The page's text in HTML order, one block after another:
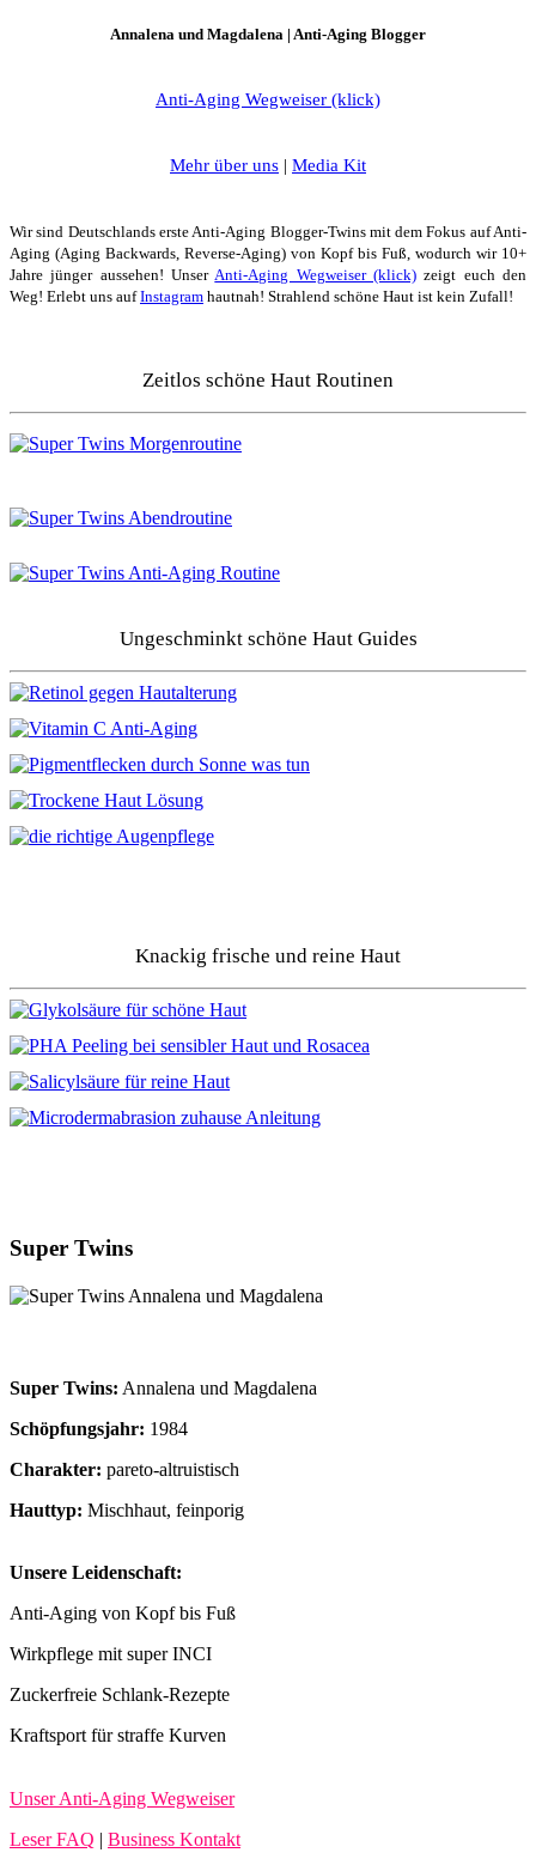
Annalena und Magdalena | Anti-Aging Blogger
Anti-Aging Wegweiser (klick)
Mehr über uns | Media Kit
Wir sind Deutschlands erste Anti-Aging Blogger-Twins mit dem Fokus auf Anti-
Aging (Aging Backwards, Reverse-Aging) von Kopf bis Fuß, wodurch wir 10+
Jahre jünger aussehen! Unser Anti-Aging Wegweiser (klick) zeigt euch den
Weg! Erlebt uns aufInstagram hautnah! Strahlend schöne Haut ist kein Zufall!
Zeitlos schöne Haut Routinen
Ungeschminkt schöne Haut Guides
Knackig frische und reine Haut
Super Twins
Super Twins: Annalena und Magdalena
Schöpfungsjahr: 1984
Charakter: pareto-altruistisch
Hauttyp: Mischhaut, feinporig
Unsere Leidenschaft:
Anti-Aging von Kopf bis Fuß
Wirkpflege mit super INCI
Zuckerfreie Schlank-Rezepte
Kraftsport für straffe Kurven
Unser Anti-Aging Wegweiser
Leser FAQ | Business Kontakt